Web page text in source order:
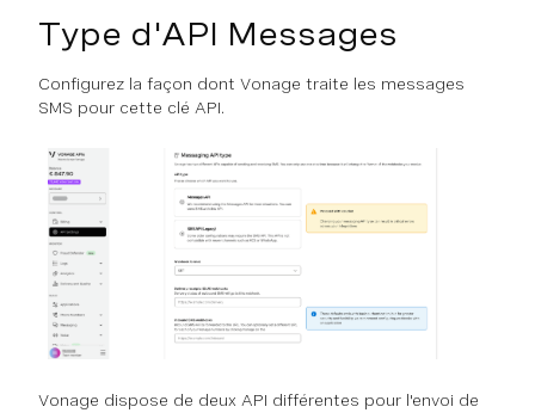
Type d'API Messages
Configurez la façon dont Vonage traite les messages
SMS pour cette clé API.
Vonage dispose de deux API différentes pour l'envoi de